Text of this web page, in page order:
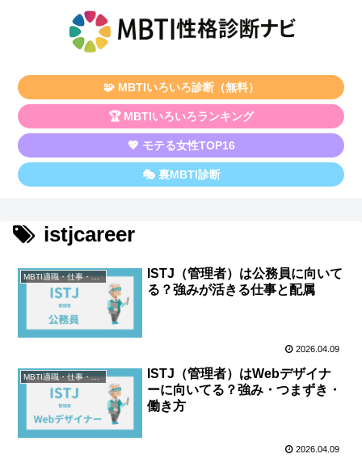
🧩 MBTIいろいろ診断（無料）
🏆 MBTIいろいろランキング
💖 モテる女性TOP16
🎭 裏MBTI診断
istjcareer
MBTI適職・仕事・資格
ISTJ（管理者）は公務員に向いて
る？強みが活きる仕事と配属
2026.04.09
MBTI適職・仕事・資格
ISTJ（管理者）はWebデザイナ
ーに向いてる？強み・つまずき・
働き方
2026.04.09